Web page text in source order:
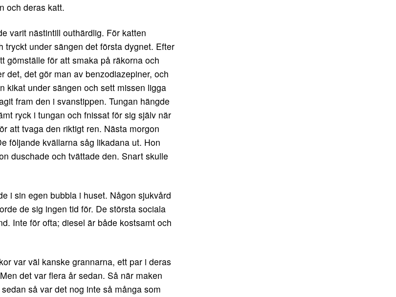
och deras katt.
varit nästintill outhärdlig. För katten
under sängen det första dygnet. Efter
gömställe för att smaka på räkorna och
det, det gör man av benzodiazepiner, och
kikat under sängen och sett missen ligga
fram den i svanstippen. Tungan hängde
ryck i tungan och fnissat för sig själv när
att tvaga den riktigt ren. Nästa morgon
följande kvällarna såg likadana ut. Hon
duschade och tvättade den. Snart skulle
i sin egen bubbla i huset. Någon sjukvård
de sig ingen tid för. De största sociala
Inte för ofta; diesel är både kostsamt och
var väl kanske grannarna, ett par i deras
det var flera år sedan. Så när maken
så var det nog inte så många som